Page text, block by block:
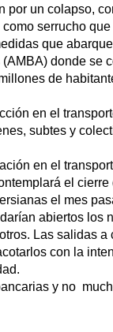
por un colapso,
serrucho
que
donde se
de
en el
subtes y
en el
el
el mes
abiertos los
Las salidas
con la
y no